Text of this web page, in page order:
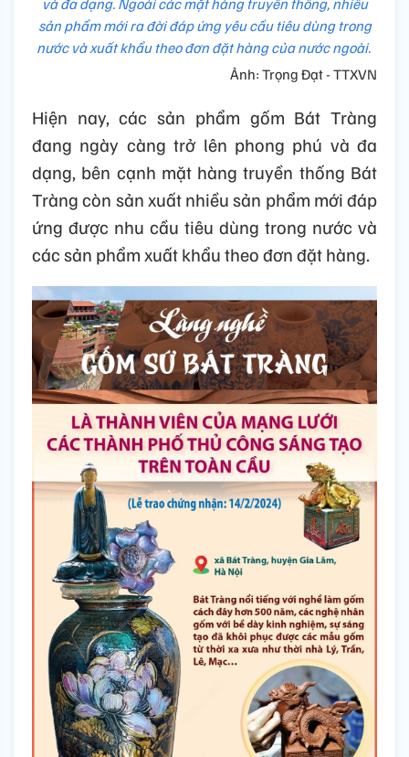
sản phẩm mới ra đời đáp ứng yêu cầu tiêu dùng trong
nước và xuất khẩu theo đơn đặt hàng của nước ngoài.
Ảnh: Trọng Đạt - TTXVN
Hiện nay, các sản phẩm gốm Bát Tràng
đang ngày càng trở lên phong phú và đa
dạng, bên cạnh mặt hàng truyền thống Bát
Tràng còn sản xuất nhiều sản phẩm mới đáp
ứng được nhu cầu tiêu dùng trong nước và
các sản phẩm xuất khẩu theo đơn đặt hàng.